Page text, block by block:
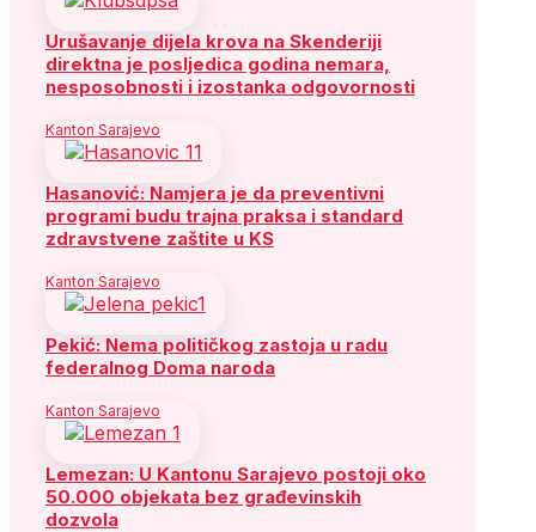
Urušavanje dijela krova na Skenderiji
direktna je posljedica godina nemara,
nesposobnosti i izostanka odgovornosti
Kanton Sarajevo
Hasanović: Namjera je da preventivni
programi budu trajna praksa i standard
zdravstvene zaštite u KS
Kanton Sarajevo
Pekić: Nema političkog zastoja u radu
federalnog Doma naroda
Kanton Sarajevo
Lemezan: U Kantonu Sarajevo postoji oko
50.000 objekata bez građevinskih
dozvola